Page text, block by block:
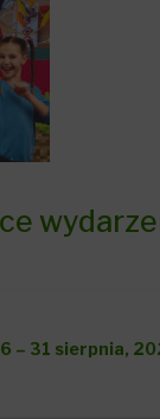
– 31 sierpnia,